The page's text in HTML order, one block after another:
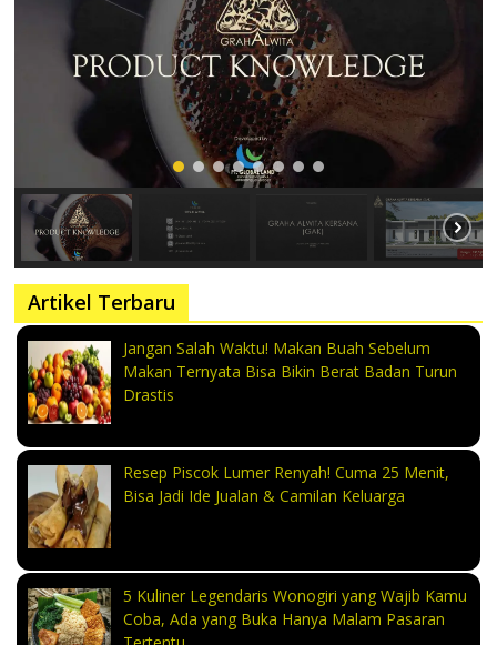
Artikel Terbaru
Jangan Salah Waktu! Makan Buah Sebelum
Makan Ternyata Bisa Bikin Berat Badan Turun
Drastis
Resep Piscok Lumer Renyah! Cuma 25 Menit,
Bisa Jadi Ide Jualan & Camilan Keluarga
5 Kuliner Legendaris Wonogiri yang Wajib Kamu
Coba, Ada yang Buka Hanya Malam Pasaran